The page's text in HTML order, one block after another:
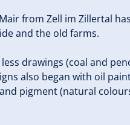
from Zell im Zillertal
and the old farms.
drawings (coal and
also began with oil
pigment (natural